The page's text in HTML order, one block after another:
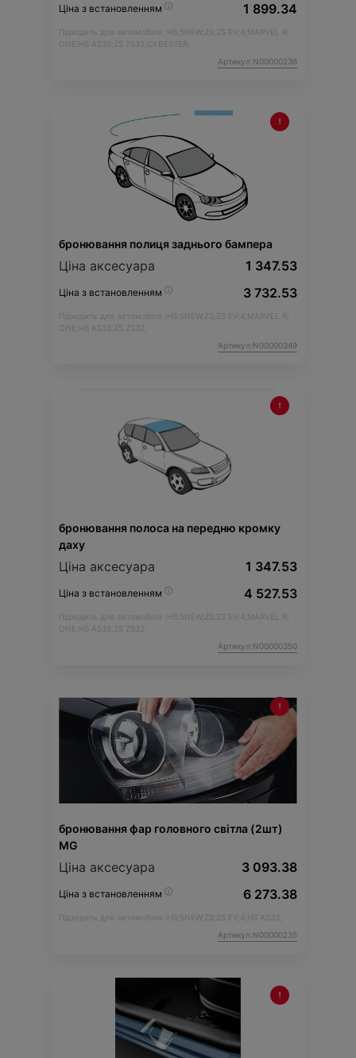
Ціна з встановленням 1 899.34
Підходить для автомобіля :HS;5NEW; ZS; ZS EV; 4;MARVEL R;
ONE;HS AS33; ZS ZS32;CYBESTER;
Артикул:N00000236
бронювання полиця заднього бампера
Ціна аксесуара 1 347.53
Ціна з встановленням 3 732.53
Підходить для автомобіля :HS;5NEW; ZS; ZS EV; 4;MARVEL R;
ONE;HS AS33; ZS ZS32;
Артикул:N00000349
бронювання полоса на передню кромку
даху
Ціна аксесуара 1 347.53
Ціна з встановленням 4 527.53
Підходить для автомобіля :HS;5NEW; ZS; ZS EV; 4;MARVEL R;
ONE;HS AS33; ZS ZS32;
Артикул:N00000350
бронювання фар головного світла (2шт)
MG
Ціна аксесуара 3 093.38
Ціна з встановленням 6 273.38
Підходить для автомобіля :HS;5NEW; ZS; ZS EV; 4;HS AS33;
Артикул:N00000235